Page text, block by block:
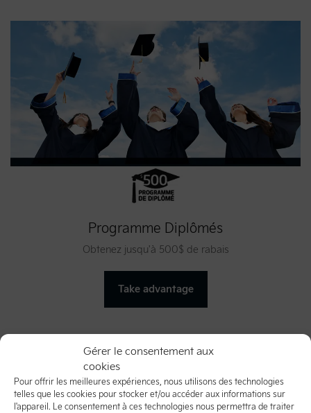
Gérer le consentement aux
cookies
Pour offrir les meilleures expériences, nous utilisons des technologies
telles que les cookies pour stocker et/ou accéder aux informations sur
l'appareil. Le consentement à ces technologies nous permettra de traiter
Programme Diplômés
Obtenez jusqu'à 500$ de rabais
Take advantage